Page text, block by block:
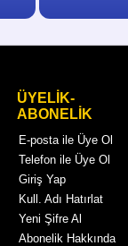
ÜYELİK-
ABONELİK
E-posta ile Üye Ol
Telefon ile Üye Ol
Giriş Yap
Kull. Adı Hatırlat
Yeni Şifre Al
Abonelik Hakkında